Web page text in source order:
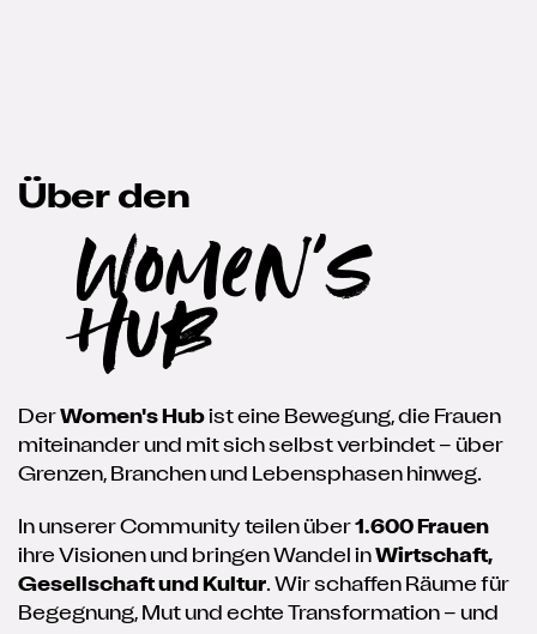
Über den
Women's
Hub
Der Women's Hub ist eine Bewegung, die Frauen
miteinander und mit sich selbst verbindet – über
Grenzen, Branchen und Lebensphasen hinweg.
In unserer Community teilen über 1.600 Frauen
ihre Visionen und bringen Wandel in Wirtschaft,
Gesellschaft und Kultur. Wir schaffen Räume für
Begegnung, Mut und echte Transformation – und